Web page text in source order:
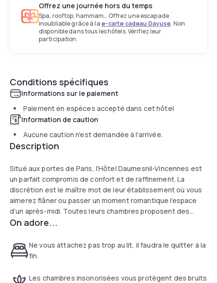
Offrez une journée hors du temps
Spa, rooftop, hammam… Offrez une escapade
inoubliable grâce à la e-carte cadeau Dayuse. Non
disponible dans tous les hôtels. Vérifiez leur
participation.
Conditions spécifiques
Informations sur le paiement
Paiement en espèces accepté dans cet hôtel
Information de caution
Aucune caution n'est demandée à l'arrivée.
Description
Situé aux portes de Paris, l’Hôtel Daumesnil-Vincennes est
un parfait compromis de confort et de raffinement. La
discrétion est le maître mot de leur établissement où vous
aimerez flâner ou passer un moment romantique l’espace
d’un après-midi. Toutes leurs chambres proposent des
équipements de confort : Climatisation, literie de qualité,
de courtoisie, wifi gratuit... Situé à 2 minutes du métro
parisien ligne 1 ralliant le centre de Paris, l’hôtel propose
On adore...
Ne vous attachez pas trop au lit, il faudra le quitter à la
fin.
Les chambres insonorisées vous protègent des bruits